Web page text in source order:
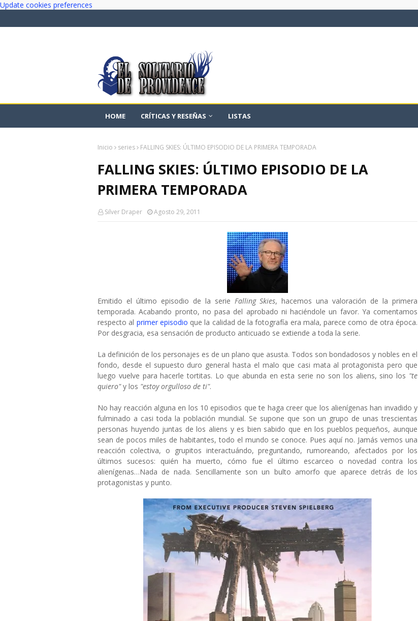
Update cookies preferences
HOME CRÍTICAS Y RESEÑAS LISTAS
Inicio series FALLING SKIES: ÚLTIMO EPISODIO DE LA PRIMERA TEMPORADA
FALLING SKIES: ÚLTIMO EPISODIO DE LA
PRIMERA TEMPORADA
Silver Draper Agosto 29, 2011
Emitido el último episodio de la serie Falling Skies, hacemos una valoración de la primera
temporada. Acabando pronto, no pasa del aprobado ni haciéndole un favor. Ya comentamos
respecto al primer episodio que la calidad de la fotografía era mala, parece como de otra época.
Por desgracia, esa sensación de producto anticuado se extiende a toda la serie.
La definición de los personajes es de un plano que asusta. Todos son bondadosos y nobles en el
fondo, desde el supuesto duro general hasta el malo que casi mata al protagonista pero que
luego vuelve para hacerle tortitas. Lo que abunda en esta serie no son los aliens, sino los "te
quiero"y los "estoy orgulloso de ti".
No hay reacción alguna en los 10 episodios que te haga creer que los alienígenas han invadido y
fulminado a casi toda la población mundial. Se supone que son un grupo de unas trescientas
personas huyendo juntas de los aliens y es bien sabido que en los pueblos pequeños, aunque
sean de pocos miles de habitantes, todo el mundo se conoce. Pues aquí no. Jamás vemos una
reacción colectiva, o grupitos interactuándo, preguntando, rumoreando, afectados por los
últimos sucesos: quién ha muerto, cómo fue el último escarceo o novedad contra los
alienígenas…Nada de nada. Sencillamente son un bulto amorfo que aparece detrás de los
protagonistas y punto.